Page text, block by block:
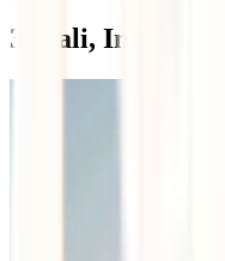
3. Bali,